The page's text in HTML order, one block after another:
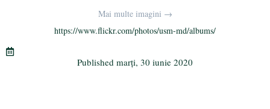
r a
m
ailaj
ea
ză
Mai multe imagini →
https://www.flickr.com/photos/usm-md/albums/
Published marți, 30 iunie 2020